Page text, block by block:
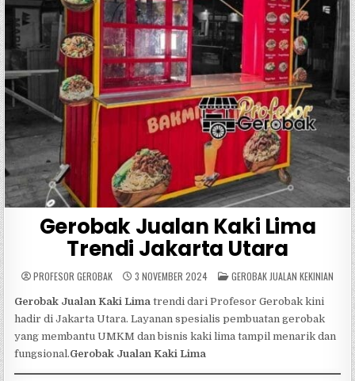
Gerobak Jualan Kaki Lima
Trendi Jakarta Utara
PROFESOR GEROBAK 3 NOVEMBER 2024 POSTED
IN
GEROBAK JUALAN KEKINIAN
Gerobak Jualan Kaki Lima trendi dari Profesor Gerobak kini
hadir di Jakarta Utara. Layanan spesialis pembuatan gerobak
yang membantu UMKM dan bisnis kaki lima tampil menarik dan
fungsional.Gerobak Jualan Kaki Lima